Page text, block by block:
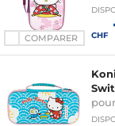
COMPARER CHF